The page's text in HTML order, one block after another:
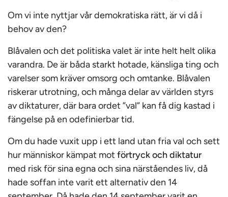
Om vi inte nyttjar vår demokratiska rätt, är vi då i
behov av den?
Blåvalen och det politiska valet är inte helt helt olika
varandra. De är båda starkt hotade, känsliga ting och
varelser som kräver omsorg och omtanke. Blåvalen
riskerar utrotning, och många delar av världen styrs
av diktaturer, där bara ordet ”val” kan få dig kastad i
fängelse på en odefinierbar tid.
Om du hade vuxit upp i ett land utan fria val och sett
hur människor kämpat mot förtryck och diktatur
med risk för sina egna och sina närståendes liv, då
hade soffan inte varit ett alternativ den 14